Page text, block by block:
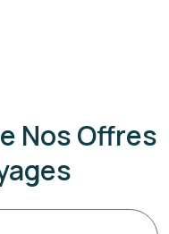
Nos Offres